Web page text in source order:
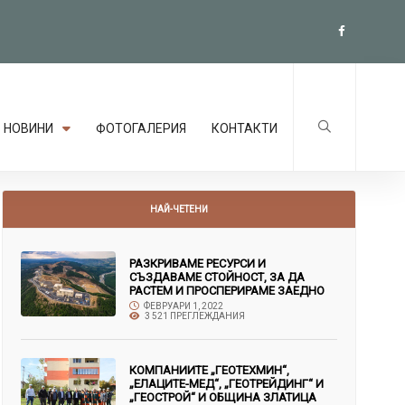
НОВИНИ ФОТОГАЛЕРИЯ КОНТАКТИ
НАЙ-ЧЕТЕНИ
РАЗКРИВАМЕ РЕСУРСИ И
СЪЗДАВАМЕ СТОЙНОСТ, ЗА ДА
РАСТЕМ И ПРОСПЕРИРАМЕ ЗАЕДНО
ФЕВРУАРИ 1, 2022
3 521 ПРЕГЛЕЖДАНИЯ
КОМПАНИИТЕ „ГЕОТЕХМИН“,
„ЕЛАЦИТЕ-МЕД“, „ГЕОТРЕЙДИНГ“ И
„ГЕОСТРОЙ“ И ОБЩИНА ЗЛАТИЦА